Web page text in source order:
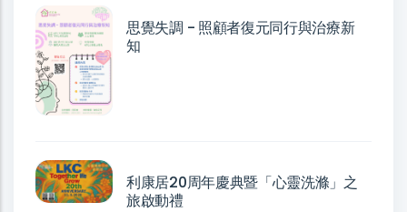
思覺失調 - 照顧者復元同行與治療新
知
利康居20周年慶典暨「心靈洗滌」之
旅啟動禮